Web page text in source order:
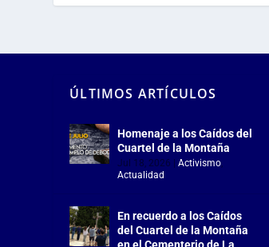
ÚLTIMOS ARTÍCULOS
Homenaje a los Caídos del
Cuartel de la Montaña
Jul 18, 2026 |Activismo,
Actualidad
En recuerdo a los Caídos
del Cuartel de la Montaña